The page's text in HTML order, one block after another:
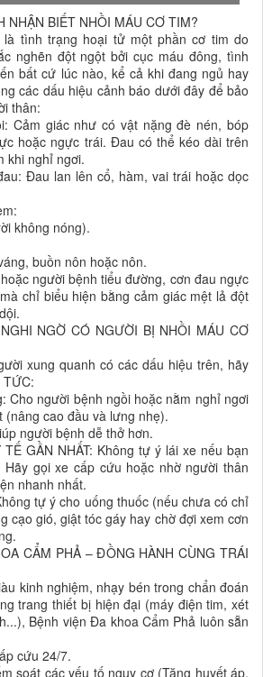
NHẬN BIẾT NHỒI MÁU CƠ TIM?
là tình trạng hoại tử một phần cơ tim do
nghẽn đột ngột bởi cục máu đông, tình
bất cứ lúc nào, kể cả khi đang ngủ hay
các dấu hiệu cảnh báo dưới đây để bảo
thân:
Cảm giác như có vật nặng đè nén, bóp
hoặc ngực trái. Đau có thể kéo dài trên
khi nghỉ ngơi.
Đau lan lên cổ, hàm, vai trái hoặc dọc
không nóng).
buồn nôn hoặc nôn.
người bệnh tiểu đường, cơn đau ngực
chỉ biểu hiện bằng cảm giác mệt lả đột
NGỜ CÓ NGƯỜI BỊ NHỒI MÁU CƠ
xung quanh có các dấu hiệu trên, hãy
TỨC:
Cho người bệnh ngồi hoặc nằm nghỉ ngơi
cao đầu và lưng nhẹ).
người bệnh dễ thở hơn.
GẦN NHẤT: Không tự ý lái xe nếu bạn
gọi xe cấp cứu hoặc nhờ người thân
nhanh nhất.
tự ý cho uống thuốc (nếu chưa có chỉ
cạo gió, giật tóc gáy hay chờ đợi xem cơn
CẨM PHẢ – ĐỒNG HÀNH CÙNG TRÁI
kinh nghiệm, nhạy bén trong chẩn đoán
trang thiết bị hiện đại (máy điện tim, xét
Bệnh viện Đa khoa Cẩm Phả luôn sẵn
cứu 24/7.
soát các yếu tố nguy cơ (Tăng huyết áp,